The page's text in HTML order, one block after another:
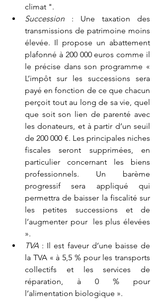
climat ".
Succession : Une taxation des
transmissions de patrimoine moins
élevée. Il propose un abattement
plafonné à 200 000 euros comme il
le précise dans son programme «
L’impôt sur les successions sera
payé en fonction de ce que chacun
perçoit tout au long de sa vie, quel
que soit son lien de parenté avec
les donateurs, et à partir d’un seuil
de 200 000 €. Les principales niches
fiscales seront supprimées, en
particulier concernant les biens
professionnels. Un barème
progressif sera appliqué qui
permettra de baisser la fiscalité sur
les petites successions et de
l’augmenter pour  les plus élevées
».
TVA : Il est faveur d’une baisse de
la TVA « à 5,5 % pour les transports
collectifs et les services de
réparation, à 0 % pour
l’alimentation biologique ».